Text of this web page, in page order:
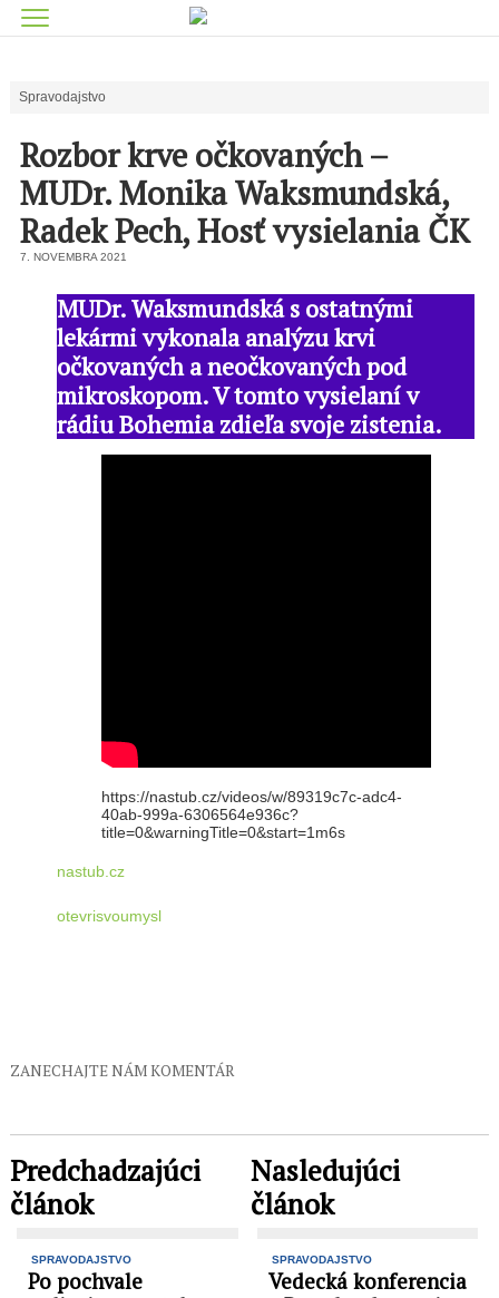
Spravodajstvo
Rozbor krve očkovaných –
MUDr. Monika Waksmundská,
Radek Pech, Hosť vysielania ČK
7. NOVEMBRA 2021
MUDr. Waksmundská s ostatnými
lekármi vykonala analýzu krvi
očkovaných a neočkovaných pod
mikroskopom. V tomto vysielaní v
rádiu Bohemia zdieľa svoje zistenia.
https://nastub.cz/videos/w/89319c7c-adc4-
40ab-999a-6306564e936c?
title=0&warningTitle=0&start=1m6s
nastub.cz
otevrisvoumysl
ZANECHAJTE NÁM KOMENTÁR
Predchadzajúci
článok
SPRAVODAJSTVO
Po pochvale
Nasledujúci
článok
SPRAVODAJSTVO
Vedecká konferencia